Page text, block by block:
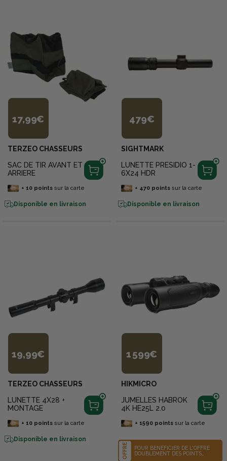
17,99€
TERZEO CHASSEURS
SAC DE TIR AVANT ET
ARRIERE
+ 10pointssur la carte
Disponible en livraison
479€
SIGHTMARK
LUNETTE PRESIDIO 1-
6X24 HDR
+ 470pointssur la carte
Disponible en livraison
19,99€
TERZEO CHASSEURS
LUNETTE 4X28 +
MONTAGE
+ 10pointssur la carte
Disponible en livraison
1 599€
HIKMICRO
JUMELLES HABROK
4K HE25L 2.0
+ 1590pointssur la carte
OFFRE
POUR BÉNÉFICIER DE L'OFFRE
DOUBLEMENT DES POINTS